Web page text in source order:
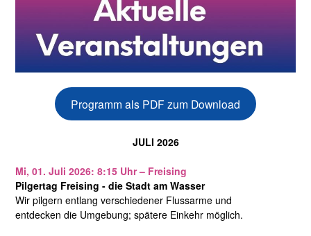
Programm als PDF zum Download
JULI 2026
Mi, 01. Juli 2026: 8:15 Uhr – Freising
Pilgertag Freising - die Stadt am Wasser
Wir pilgern entlang verschiedener Flussarme und
entdecken die Umgebung; spätere Einkehr möglich.